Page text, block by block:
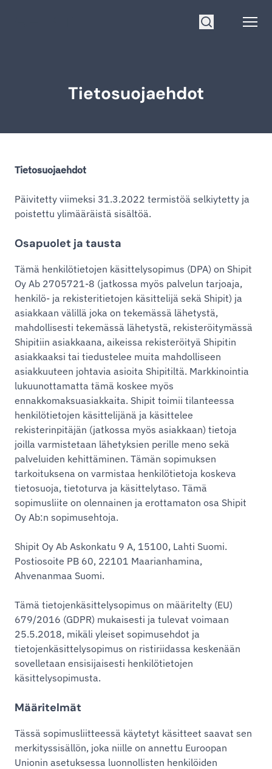
Tietosuojaehdot
Tietosuojaehdot
Päivitetty viimeksi 31.3.2022 termistöä selkiytetty ja
poistettu ylimääräistä sisältöä.
Osapuolet ja tausta
Tämä henkilötietojen käsittelysopimus (DPA) on Shipit
Oy Ab 2705721-8 (jatkossa myös palvelun tarjoaja,
henkilö- ja rekisteritietojen käsittelijä sekä Shipit) ja
asiakkaan välillä joka on tekemässä lähetystä,
mahdollisesti tekemässä lähetystä, rekisteröitymässä
Shipitiin asiakkaana, aikeissa rekisteröityä Shipitin
asiakkaaksi tai tiedustelee muita mahdolliseen
asiakkuuteen johtavia asioita Shipitiltä. Markkinointia
lukuunottamatta tämä koskee myös
ennakkomaksuasiakkaita. Shipit toimii tilanteessa
henkilötietojen käsittelijänä ja käsittelee
rekisterinpitäjän (jatkossa myös asiakkaan) tietoja
joilla varmistetaan lähetyksien perille meno sekä
palveluiden kehittäminen. Tämän sopimuksen
tarkoituksena on varmistaa henkilötietoja koskeva
tietosuoja, tietoturva ja käsittelytaso. Tämä
sopimusliite on olennainen ja erottamaton osa Shipit
Oy Ab:n sopimusehtoja.
Shipit Oy Ab Askonkatu 9 A, 15100, Lahti Suomi.
Postiosoite PB 60, 22101 Maarianhamina,
Ahvenanmaa Suomi.
Tämä tietojenkäsittelysopimus on määritelty (EU)
679/2016 (GDPR) mukaisesti ja tulevat voimaan
25.5.2018, mikäli yleiset sopimusehdot ja
tietojenkäsittelysopimus on ristiriidassa keskenään
sovelletaan ensisijaisesti henkilötietojen
käsittelysopimusta.
Määritelmät
Tässä sopimusliitteessä käytetyt käsitteet saavat sen
merkityssisällön, joka niille on annettu Euroopan
Unionin asetuksessa luonnollisten henkilöiden